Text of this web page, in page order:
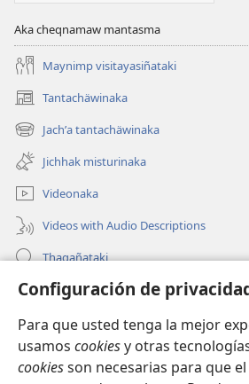
Configuración de
Para que usted tenga la mejor
usamos cookiesy otras
cookiesson necesarias para que
Aka cheqnamaw mantasma
Maynimp visitayasiñataki
Tantachäwinaka
(opens
new
window)
Jachʼa tantachäwinaka
(opens
new
window)
Jichhak misturinaka
Videonaka
Videos with Audio Descriptions
Thaqañataki
Oraqpachat yatiyäwinaka
Donacionanaka
(opens
window)